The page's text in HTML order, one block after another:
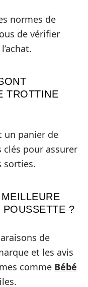
normes de
de vérifier
TROTTINE
un panier de
pour assurer
sorties.
?
de
et les avis
comme Bébé